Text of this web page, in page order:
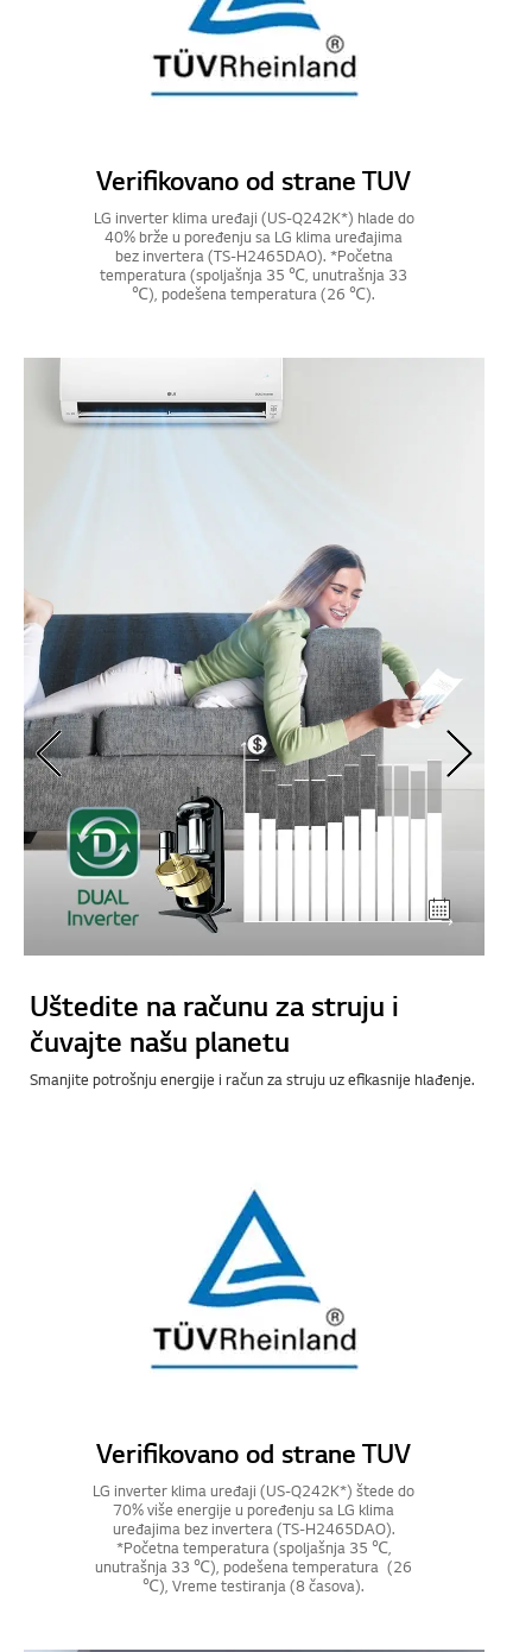
Verifikovano od strane TUV
LG inverter klima uređaji (US-Q242K*) hlade do
40% brže u poređenju sa LG klima uređajima
bez invertera (TS-H2465DAO). *Početna
temperatura (spoljašnja 35 ℃, unutrašnja 33
℃), podešena temperatura (26 ℃).
Uštedite na računu za struju i
čuvajte našu planetu
Smanjite potrošnju energije i račun za struju uz efikasnije
hlađenje.
Verifikovano od strane TUV
LG inverter klima uređaji (US-Q242K*) štede do
70% više energije u poređenju sa LG klima
uređajima bez invertera (TS-H2465DAO).
*Početna temperatura (spoljašnja 35 ℃,
unutrašnja 33 ℃), podešena temperatura (26
℃), Vreme testiranja (8 časova).